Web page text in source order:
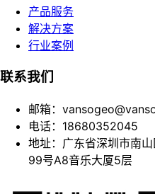
产品服务
解决方案
行业案例
联系我们
邮箱：
电话：18680352045
地址：广东省深圳市南
99号A8音乐大厦5层